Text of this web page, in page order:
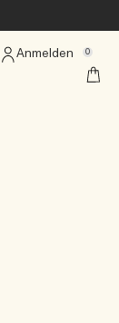
Anmelden 0